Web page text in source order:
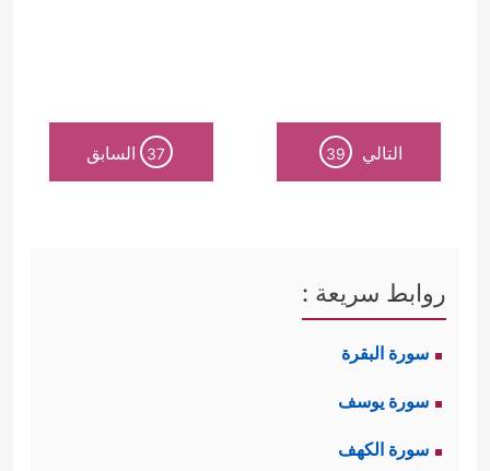
التالي 39
37 السابق
روابط سريعة :
سورة البقرة
سورة يوسف
سورة الكهف